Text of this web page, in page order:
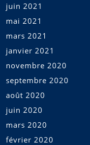
juin 2021
mai 2021
mars 2021
janvier 2021
novembre 2020
septembre 2020
août 2020
juin 2020
mars 2020
février 2020